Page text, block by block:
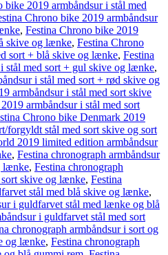
bike 2019 armbåndsur i stål med
Chrono bike 2019 armbåndsur
, Festina Chrono bike 2019
skive og lænke, Festina Chrono
sort + blå skive og lænke, Festina
stål med sort + gul skive og lænke,
i stål med sort + rød skive og
armbåndsur i stål med sort skive
armbåndsur i stål med sort
Chrono bike Denmark 2019
forgyldt stål med sort skive og sort
2019 limited edition armbåndsur
, Festina chronograph armbåndsur
lænke, Festina chronograph
skive og lænke, Festina
stål med blå skive og lænke,
i guldfarvet stål med lænke og blå
i guldfarvet stål med sort
chronograph armbåndsur i sort og
og lænke, Festina chronograph